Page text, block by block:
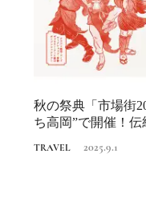
秋の祭典「市場街
ち高岡”で開催！
TRAVEL 2025.9.1